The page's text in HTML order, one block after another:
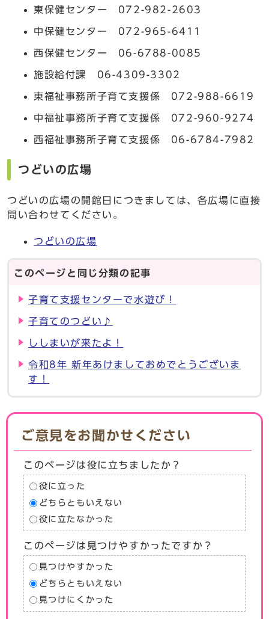
東保健センター 072-982-2603
中保健センター 072-965-6411
西保健センター 06-6788-0085
施設給付課 06-4309-3302
東福祉事務所子育て支援係 072-988-6619
中福祉事務所子育て支援係 072-960-9274
西福祉事務所子育て支援係 06-6784-7982
つどいの広場
つどいの広場の開館日につきましては、各広場に直接
問い合わせてください。
つどいの広場
このページと同じ分類の記事
子育て支援センターで水遊び！
子育てのつどい♪
ししまいが来たよ！
令和8年 新年あけましておめでとうございま
す！
ご意見をお聞かせください
このページは役に立ちましたか？
役に立った
どちらともいえない
役に立たなかった
このページは見つけやすかったですか？
見つけやすかった
どちらともいえない
見つけにくかった